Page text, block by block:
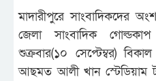
মাদারীপুরে সাংবাদিকদের
জেলা সাংবাদিক
শুক্রবার(১০ সেপ্টেম্বর)
আছমত আলী খান স্টেডিয়াম